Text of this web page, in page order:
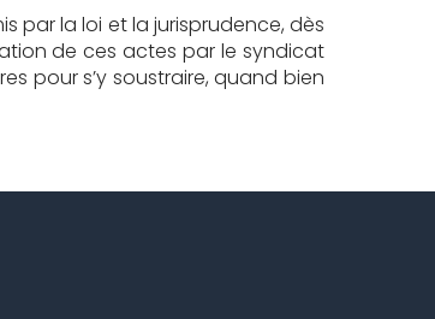
par la loi et la jurisprudence, dès
de ces actes par le syndicat
pour s’y soustraire, quand bien